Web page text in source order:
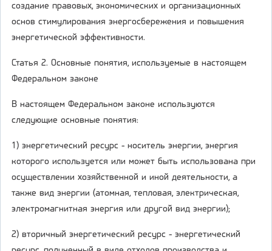
создание правовых, экономических и организационных
основ стимулирования энергосбережения и повышения
энергетической эффективности.
Статья 2. Основные понятия, используемые в настоящем
Федеральном законе
В настоящем Федеральном законе используются
следующие основные понятия:
1) энергетический ресурс - носитель энергии, энергия
которого используется или может быть использована при
осуществлении хозяйственной и иной деятельности, а
также вид энергии (атомная, тепловая, электрическая,
электромагнитная энергия или другой вид энергии);
2) вторичный энергетический ресурс - энергетический